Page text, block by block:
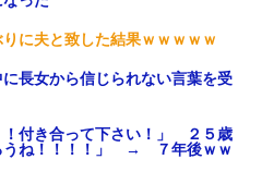
に夫と致した結果ｗｗｗｗｗ
長女から信じられない言葉を受
！付き合って下さい！」 ２５歳
うね！！！！」 → ７年後ｗｗ